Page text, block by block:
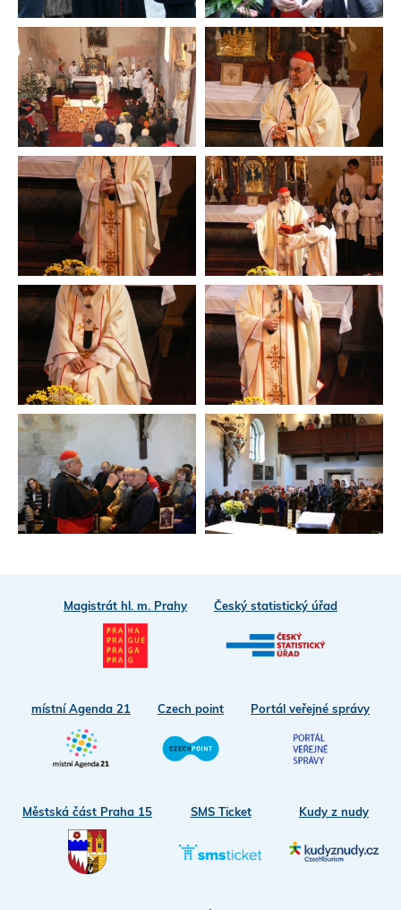
Sha Sha Sha Sen Prin
Magistrát hl. m. Prahy Český statistický úřad
místní Agenda 21 Czech point Portál veřejné správy
Městská část Praha 15 SMS Ticket Kudy z nudy